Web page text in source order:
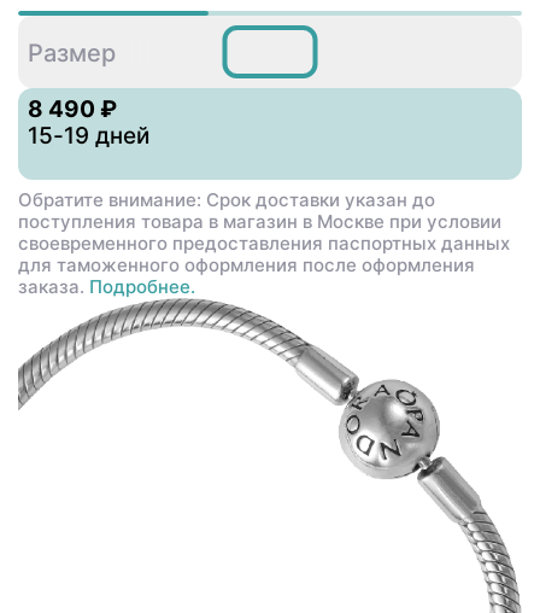
Размер
8 490 ₽
15-19 дней
Обратите внимание: Срок доставки указан до
поступления товара в магазин в Москве при условии
своевременного предоставления паспортных данных
для таможенного оформления после оформления
заказа. Подробнее.